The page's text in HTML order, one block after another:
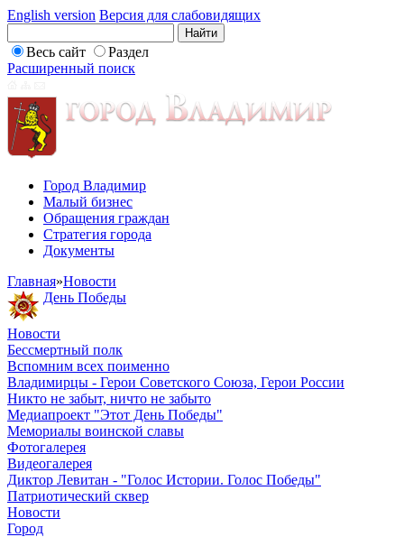
English version Версия для слабовидящих
Весь сайт
Раздел
Расширенный поиск
Город Владимир
Малый бизнес
Обращения граждан
Стратегия города
Документы
Главная»Новости
День Победы
Новости
Бессмертный полк
Вспомним всех поименно
Владимирцы - Герои Советского Союза, Герои России
Никто не забыт, ничто не забыто
Медиапроект "Этот День Победы"
Мемориалы воинской славы
Фотогалерея
Видеогалерея
Диктор Левитан - "Голос Истории. Голос Победы"
Патриотический сквер
Новости
Город